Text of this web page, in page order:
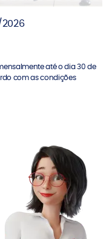
até o dia 30 de
com as condições